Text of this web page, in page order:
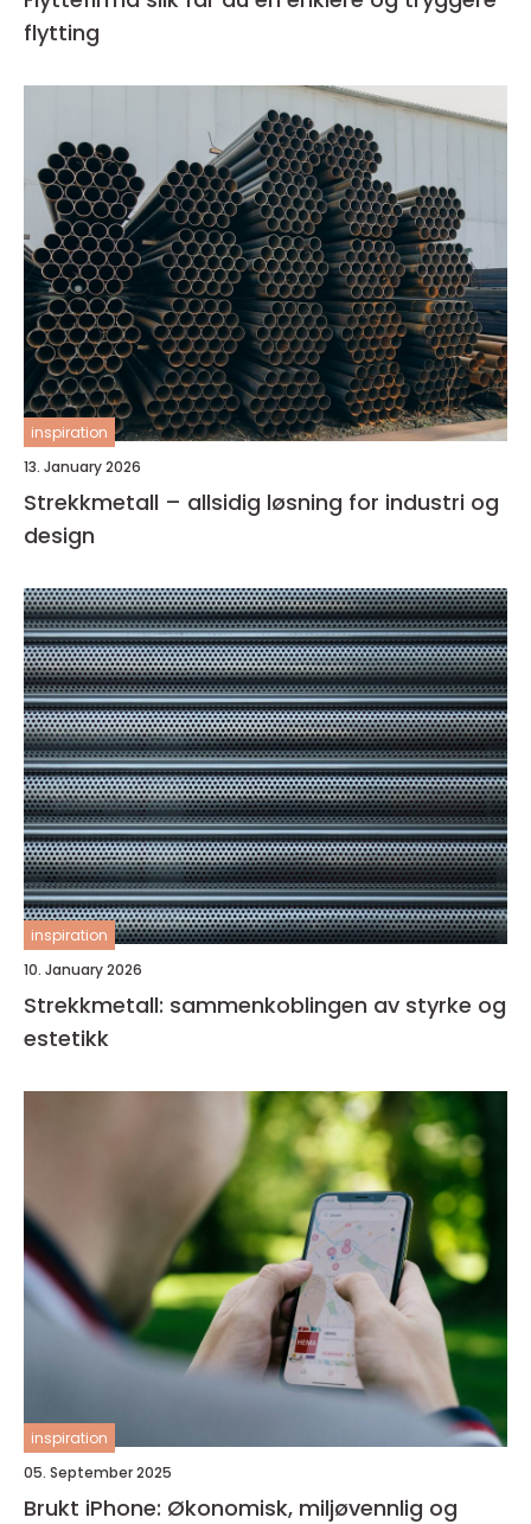
flytting
inspiration
13. January 2026
Strekkmetall – allsidig løsning for industri og
design
inspiration
10. January 2026
Strekkmetall: sammenkoblingen av styrke og
estetikk
inspiration
05. September 2025
Brukt iPhone: Økonomisk, miljøvennlig og